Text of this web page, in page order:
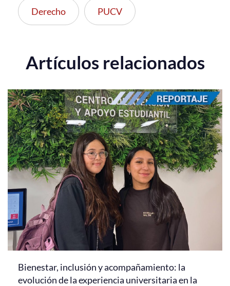
Derecho PUCV
Artículos relacionados
Bienestar, inclusión y acompañamiento: la
evolución de la experiencia universitaria en la